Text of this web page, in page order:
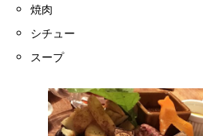
焼肉
シチュー
スープ